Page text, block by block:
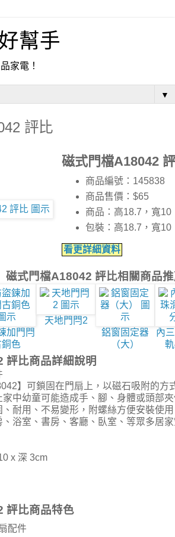
幫手
家電！
▼
評比
磁式門檔A18042
商品編號：145838
商品售價：$65
商品：高18.7，寬10
包裝：高18.7，寬10
看更詳細資料
磁式門檔A18042 評比相關商品
加門閂
銅色
天地門閂2
鋁窗固定器
（大）
內
評比商品詳細說明
】可鎖固在門扇上，以磁石吸附的方
中幼童可能造成手、腳、身體或頭部
耐用、不易變形，附螺絲方便安裝使
浴室、書房、客廳、臥室、等眾多居
x 深 3cm
評比商品特色
配件